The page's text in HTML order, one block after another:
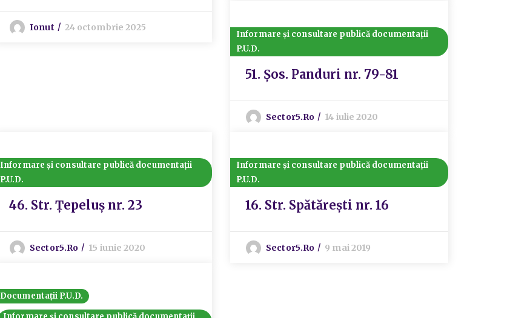
Ionut 24 octombrie 2025
Informare și consultare publică documentații
P.U.D.
51. Șos. Panduri nr. 79-81
Sector5.ro 14 iulie 2020
Informare și consultare publică documentații
P.U.D.
46. Str. Țepeluș nr. 23
Sector5.ro 15 iunie 2020
Informare și consultare publică documentații
P.U.D.
16. Str. Spătărești nr. 16
Sector5.ro 9 mai 2019
Documentații P.U.D.